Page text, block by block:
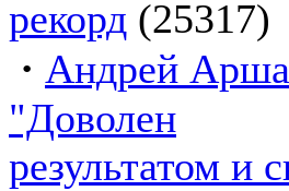
рекорд (25317)
· Андрей
"Доволен
результатом и